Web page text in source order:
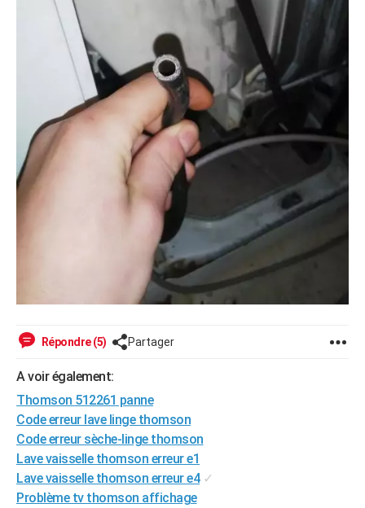
Répondre (5) Partager
A voir également:
Thomson 512261 panne
Code erreur lave linge thomson
Code erreur sèche-linge thomson
Lave vaisselle thomson erreur e1
Lave vaisselle thomson erreur e4 ✓
Problème tv thomson affichage